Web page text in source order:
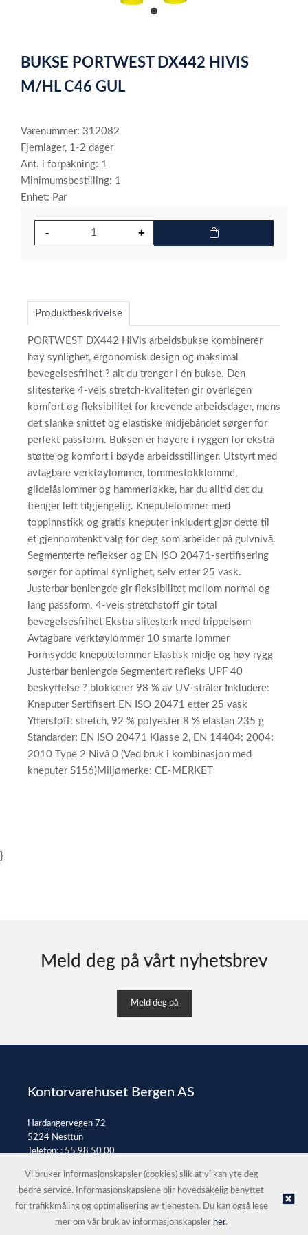
item
of
1
BUKSE PORTWEST DX442 HIVIS
M/HL C46 GUL
Varenummer: 312082
Fjernlager, 1-2 dager
Ant. i forpakning: 1
Minimumsbestilling: 1
Enhet: Par
Produktbeskrivelse
PORTWEST DX442 HiVis arbeidsbukse kombinerer
høy synlighet, ergonomisk design og maksimal
bevegelsesfrihet ? alt du trenger i én bukse. Den
slitesterke 4-veis stretch-kvaliteten gir overlegen
komfort og fleksibilitet for krevende arbeidsdager, mens
det slanke snittet og elastiske midjebåndet sørger for
perfekt passform. Buksen er høyere i ryggen for ekstra
støtte og komfort i bøyde arbeidsstillinger. Utstyrt med
avtagbare verktøylommer, tommestokklomme,
glidelåslommer og hammerløkke, har du alltid det du
trenger lett tilgjengelig. Kneputelommer med
toppinnstikk og gratis kneputer inkludert gjør dette til
et gjennomtenkt valg for deg som arbeider på gulvnivå.
Segmenterte reflekser og EN ISO 20471-sertifisering
sørger for optimal synlighet, selv etter 25 vask.
Justerbar benlengde gir fleksibilitet mellom normal og
lang passform. 4-veis stretchstoff gir total
bevegelsesfrihet Ekstra slitesterk med trippelsøm
Avtagbare verktøylommer 10 smarte lommer
Formsydde kneputelommer Elastisk midje og høy rygg
Justerbar benlengde Segmentert refleks UPF 40
beskyttelse ? blokkerer 98 % av UV-stråler Inkludere:
Kneputer Sertifisert EN ISO 20471 etter 25 vask
Ytterstoff: stretch, 92 % polyester 8 % elastan 235 g
Standarder: EN ISO 20471 Klasse 2, EN 14404: 2004:
2010 Type 2 Nivå 0 (Ved bruk i kombinasjon med
kneputer S156)Miljømerke: CE-MERKET
}
Meld deg på vårt nyhetsbrev
Meld deg på
Kontorvarehuset Bergen AS
Hardangervegen 72
5224 Nesttun
Telefon: :55 98 50 00
© Kontorvarehuset Bergen AS |Nettbutikk levert av Kréatif
Vi bruker informasjonskapsler (cookies) slik at vi kan yte deg
bedre service. Informasjonskapslene blir hovedsakelig benyttet
for trafikkmåling og optimalisering av tjenesten. Du kan også lese
mer om vår bruk av informasjonskapsler her.